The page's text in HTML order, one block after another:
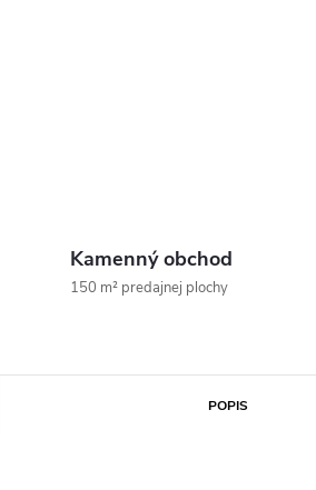
Kamenný obchod
150 m² predajnej plochy
POPIS